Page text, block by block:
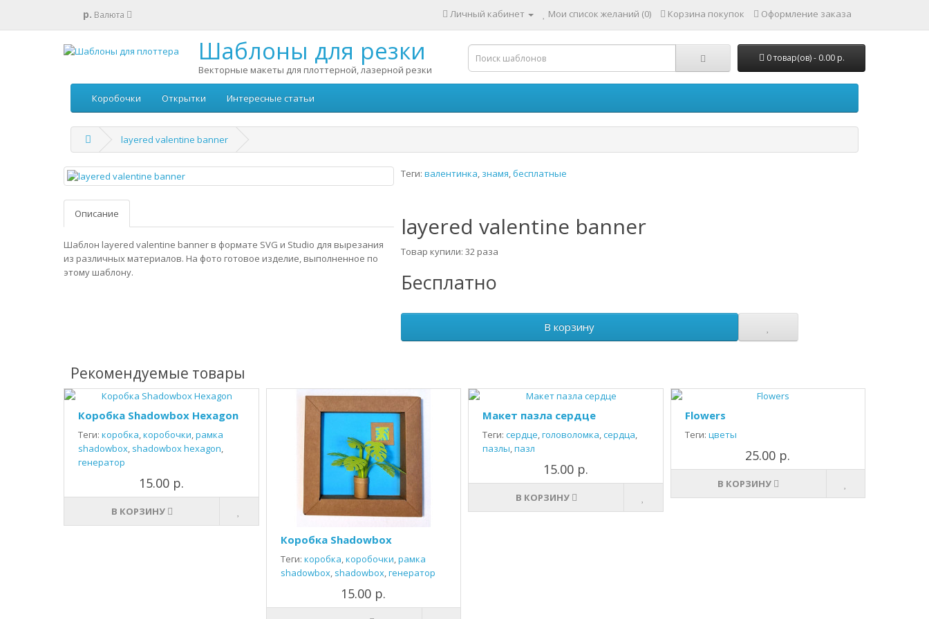
р. Валюта Личный кабинет Мои список желаний (0) Корзина покупок Оформление заказа
Шаблоны для резки
Векторные макеты для плоттерной, лазерной резки
0 товар(ов) - 0.00 р.
Коробочки Открытки Интересные статьи
layered valentine banner
Описание
Шаблон layered valentine banner в формате SVG и Studio для вырезания
из различных материалов. На фото готовое изделие, выполненное по
этому шаблону.
Теги: валентинка, знамя,бесплатные
layered valentine banner
Товар купили: 32 раза
Бесплатно
В корзину
Рекомендуемые товары
Коробка Shadowbox Hexagon
Теги: коробка,коробочки,рамка
shadowbox, shadowbox hexagon,
генератор
15.00 р.
В КОРЗИНУ
Коробка Shadowbox
Теги: коробка,коробочки,рамка
shadowbox, shadowbox,генератор
15.00 р.
Макет пазла сердце
Теги: сердце,головоломка,сердца,
пазлы,пазл
15.00 р.
В КОРЗИНУ
Flowers
Теги: цветы
25.00 р.
В КОРЗИНУ